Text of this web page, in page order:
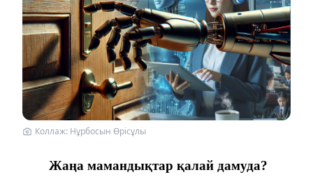
Коллаж: Нұрбосын Өрісұлы
Жаңа мамандықтар қалай дамуда?